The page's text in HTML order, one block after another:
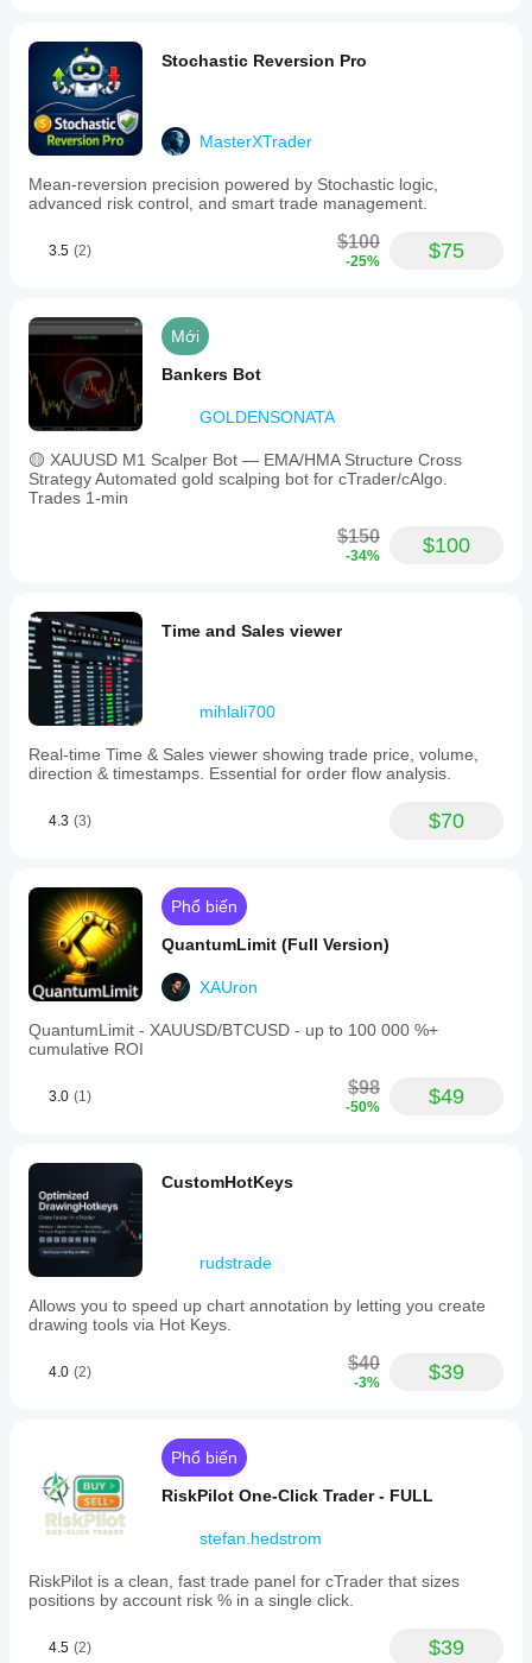
Stochastic Reversion Pro
MasterXTrader
Mean-reversion precision powered by Stochastic logic,
advanced risk control, and smart trade management.
3.5 (2) $100
-25% $75
Mới
Bankers Bot
GOLDENSONATA
🟡 XAUUSD M1 Scalper Bot — EMA/HMA Structure Cross
Strategy Automated gold scalping bot for cTrader/cAlgo.
Trades 1-min
$150
-34% $100
Time and Sales viewer
mihlali700
Real-time Time & Sales viewer showing trade price, volume,
direction & timestamps. Essential for order flow analysis.
4.3 (3) $70
Phổ biến
QuantumLimit (Full Version)
XAUron
QuantumLimit - XAUUSD/BTCUSD - up to 100 000 %+
cumulative ROI
3.0 (1) $98
-50% $49
CustomHotKeys
rudstrade
Allows you to speed up chart annotation by letting you create
drawing tools via Hot Keys.
4.0 (2) $40
-3% $39
Phổ biến
RiskPilot One-Click Trader - FULL
stefan.hedstrom
RiskPilot is a clean, fast trade panel for cTrader that sizes
positions by account risk % in a single click.
4.5 (2) $39